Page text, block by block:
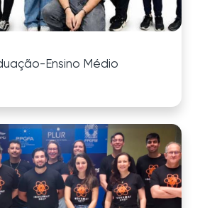
Ensino Médio